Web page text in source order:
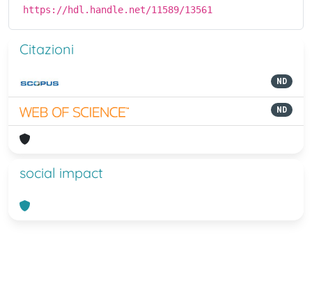
https://hdl.handle.net/11589/13561
Citazioni
ND
ND
social impact